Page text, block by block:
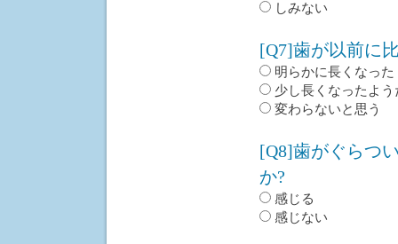
しみない
[Q7]歯が以前に
明らかに長くなった
少し長くなったよう
変わらないと思う
[Q8]歯がぐらつ
か?
感じる
感じない